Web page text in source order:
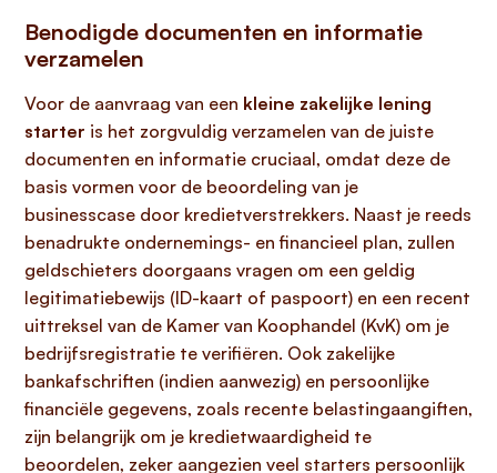
Benodigde documenten en informatie
verzamelen
Voor de aanvraag van een kleine zakelijke lening
starter is het zorgvuldig verzamelen van de juiste
documenten en informatie cruciaal, omdat deze de
basis vormen voor de beoordeling van je
businesscase door kredietverstrekkers. Naast je reeds
benadrukte ondernemings- en financieel plan, zullen
geldschieters doorgaans vragen om een geldig
legitimatiebewijs (ID-kaart of paspoort) en een recent
uittreksel van de Kamer van Koophandel (KvK) om je
bedrijfsregistratie te verifiëren. Ook zakelijke
bankafschriften (indien aanwezig) en persoonlijke
financiële gegevens, zoals recente belastingaangiften,
zijn belangrijk om je kredietwaardigheid te
beoordelen, zeker aangezien veel starters persoonlijk